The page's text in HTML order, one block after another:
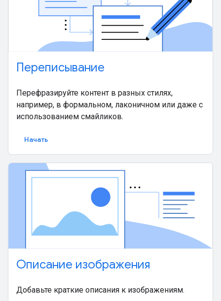
Переписывание
Перефразируйте контент в разных стилях,
например, в формальном, лаконичном или даже с
использованием смайликов.
Начать
Описание изображения
Добавьте краткие описания к изображениям.